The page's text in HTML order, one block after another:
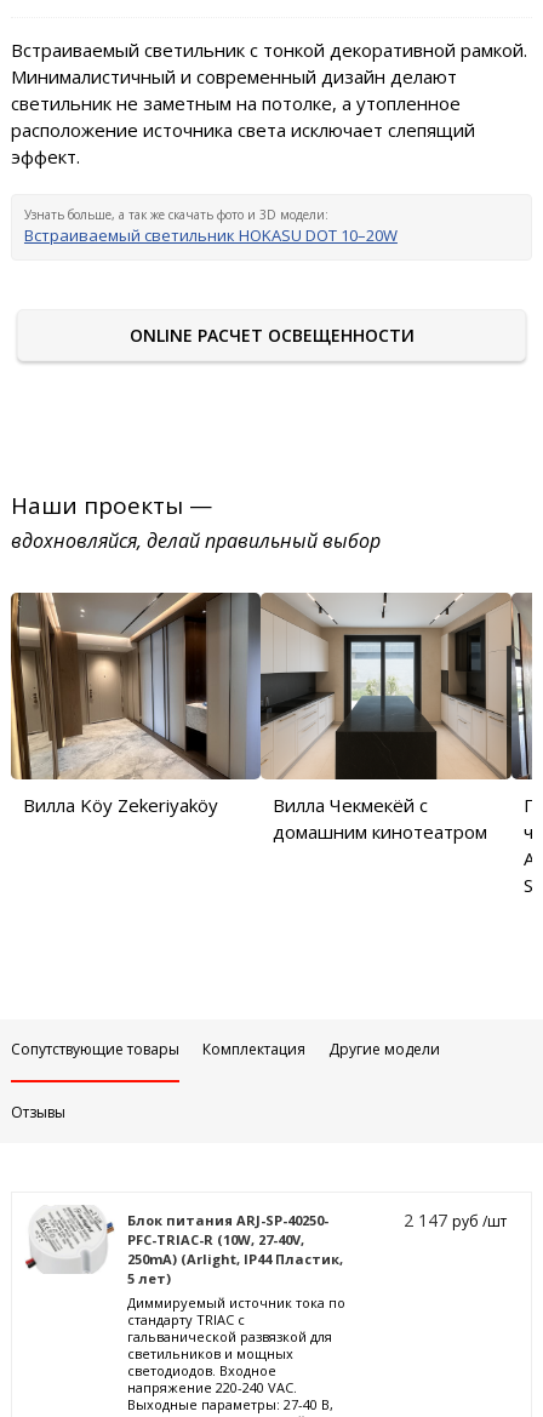
Встраиваемый светильник с тонкой декоративной рамкой.
Минималистичный и современный дизайн делают
светильник не заметным на потолке, а утопленное
расположение источника света исключает слепящий
эффект.
Узнать больше, а так же скачать фото и 3D модели:
Встраиваемый светильник HOKASU DOT 10–20W
ONLINE РАСЧЕТ ОСВЕЩЕННОСТИ
Наши проекты —
вдохновляйся, делай правильный выбор
Вилла Köy Zekeriyaköy
Вилла Чекмекёй с
домашним кинотеатром
Сопутствующие товары Комплектация Другие модели
Отзывы
Блок питания ARJ-SP-40250-
PFC-TRIAC-R (10W, 27-40V,
250mA) (Arlight, IP44 Пластик,
5 лет)
Диммируемый источник тока по
стандарту TRIAC с
гальванической развязкой для
светильников и мощных
светодиодов. Входное
напряжение 220-240 VAC.
Выходные параметры: 27-40 В,
2 147руб /шт